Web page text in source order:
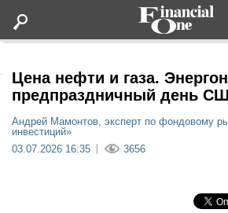
Статьи
Цена нефти и газа.
предпраздничный день
Андрей Мамонтов, эксперт по фондовому
инвестиций»
03.07.2026 16:35
3656